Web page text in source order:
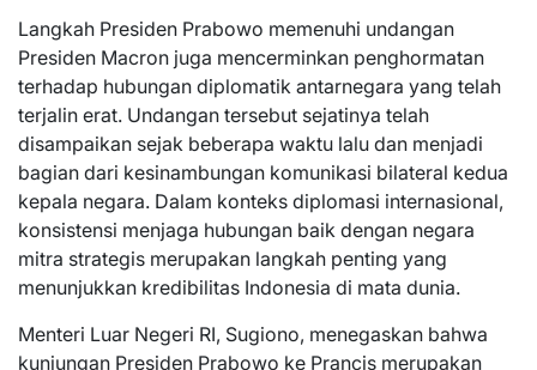
Langkah Presiden Prabowo memenuhi undangan
Presiden Macron juga mencerminkan penghormatan
terhadap hubungan diplomatik antarnegara yang telah
terjalin erat. Undangan tersebut sejatinya telah
disampaikan sejak beberapa waktu lalu dan menjadi
bagian dari kesinambungan komunikasi bilateral kedua
kepala negara. Dalam konteks diplomasi internasional,
konsistensi menjaga hubungan baik dengan negara
mitra strategis merupakan langkah penting yang
menunjukkan kredibilitas Indonesia di mata dunia.
Menteri Luar Negeri RI, Sugiono, menegaskan bahwa
kunjungan Presiden Prabowo ke Prancis merupakan